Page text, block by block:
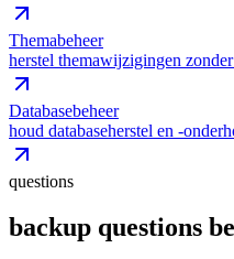
Themabeheer
herstel themawijzigingen
Databasebeheer
houd databaseherstel en -
questions
backup questions